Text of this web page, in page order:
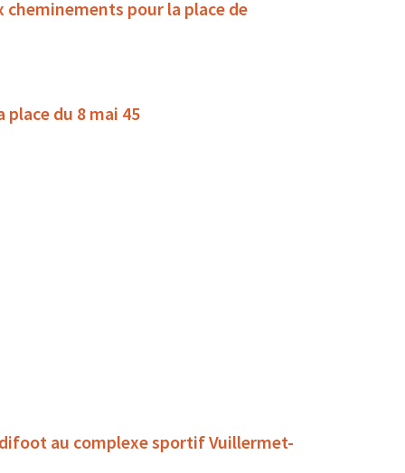
pour la place de
place du 8 mai 45
au complexe sportif Vuillermet-